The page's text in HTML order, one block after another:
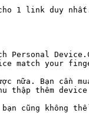
cho 1 link duy
match
Bạn cần
thập thêm device
cũng không